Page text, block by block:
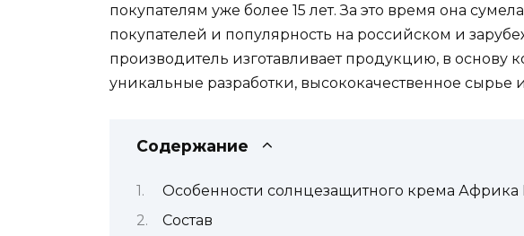
покупателям уже более 15 лет. За это время она
покупателей и популярность на российском и
производитель изготавливает продукцию, в основу
уникальные разработки, высококачественное
Содержание
Особенности солнцезащитного крема Африка
Состав